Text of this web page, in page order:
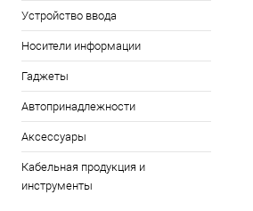
Устройство ввода
Носители информации
Гаджеты
Автопринадлежности
Аксессуары
Кабельная продукция и
инструменты